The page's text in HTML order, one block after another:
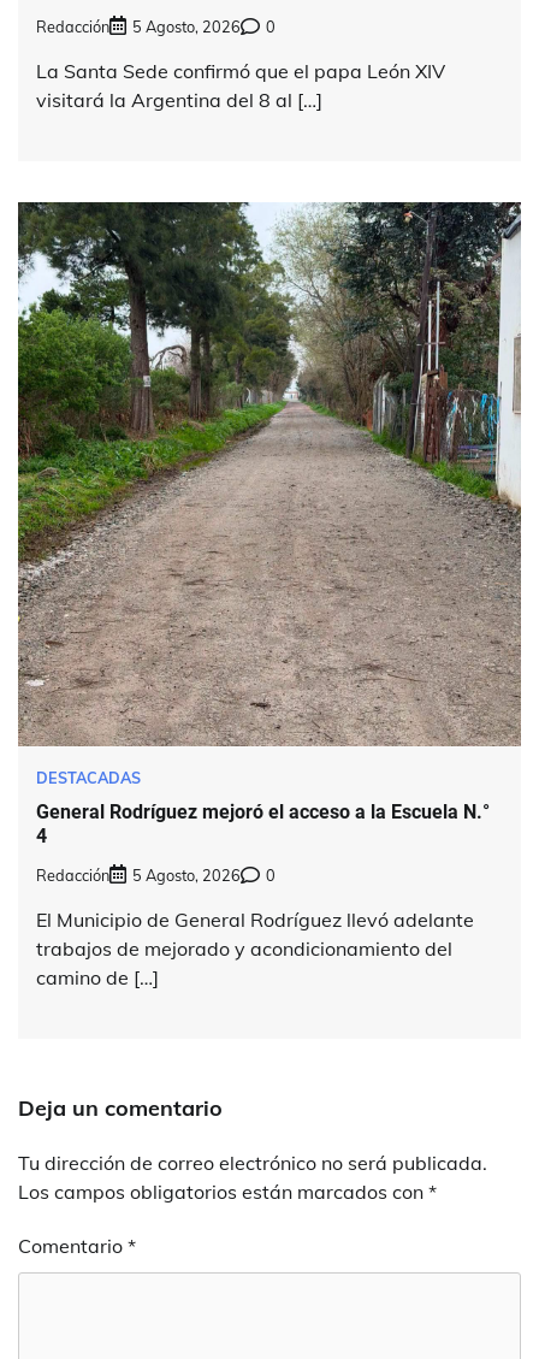
Redacción 5 Agosto, 2026 0
La Santa Sede confirmó que el papa León XIV
visitará la Argentina del 8 al […]
DESTACADAS
General Rodríguez mejoró el acceso a la Escuela N.°
4
Redacción 5 Agosto, 2026 0
El Municipio de General Rodríguez llevó adelante
trabajos de mejorado y acondicionamiento del
camino de […]
Deja un comentario
Tu dirección de correo electrónico no será publicada.
Los campos obligatorios están marcados con *
Comentario *